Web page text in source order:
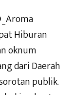
_Aroma
Hiburan
oknum
dari Daerah
publik.